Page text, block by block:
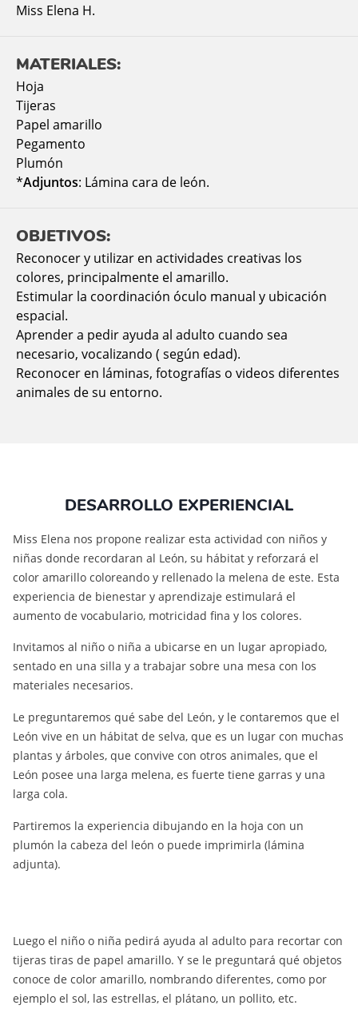
Miss Elena H.
MATERIALES:
Hoja
Tijeras
Papel amarillo
Pegamento
Plumón
*Adjuntos: Lámina cara de león.
OBJETIVOS:
Reconocer y utilizar en actividades creativas los
colores, principalmente el amarillo.
Estimular la coordinación óculo manual y ubicación
espacial.
Aprender a pedir ayuda al adulto cuando sea
necesario, vocalizando ( según edad).
Reconocer en láminas, fotografías o videos diferentes
animales de su entorno.
DESARROLLO EXPERIENCIAL
Miss Elena nos propone realizar esta actividad con niños y
niñas donde recordaran al León, su hábitat y reforzará el
color amarillo coloreando y rellenado la melena de este. Esta
experiencia de bienestar y aprendizaje estimulará el
aumento de vocabulario, motricidad fina y los colores.
Invitamos al niño o niña a ubicarse en un lugar apropiado,
sentado en una silla y a trabajar sobre una mesa con los
materiales necesarios.
Le preguntaremos qué sabe del León, y le contaremos que el
León vive en un hábitat de selva, que es un lugar con muchas
plantas y árboles, que convive con otros animales, que el
León posee una larga melena, es fuerte tiene garras y una
larga cola.
Partiremos la experiencia dibujando en la hoja con un
plumón la cabeza del león o puede imprimirla (lámina
adjunta).
Luego el niño o niña pedirá ayuda al adulto para recortar con
tijeras tiras de papel amarillo. Y se le preguntará qué objetos
conoce de color amarillo, nombrando diferentes, como por
ejemplo el sol, las estrellas, el plátano, un pollito, etc.